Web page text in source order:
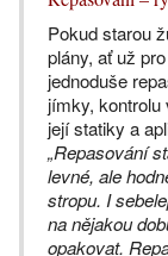
Pokud starou
plány, ať už
jednoduše
jímky,
její statiky a
„Repasování
levné, ale
stropu. I
na nějakou
opakovat.